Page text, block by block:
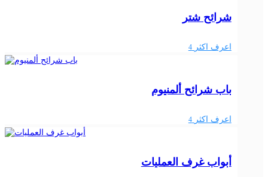
شرائح شتر
اعرف اكثر 4
باب شرائح ألمنيوم
اعرف اكثر 4
أبواب غرف العمليات